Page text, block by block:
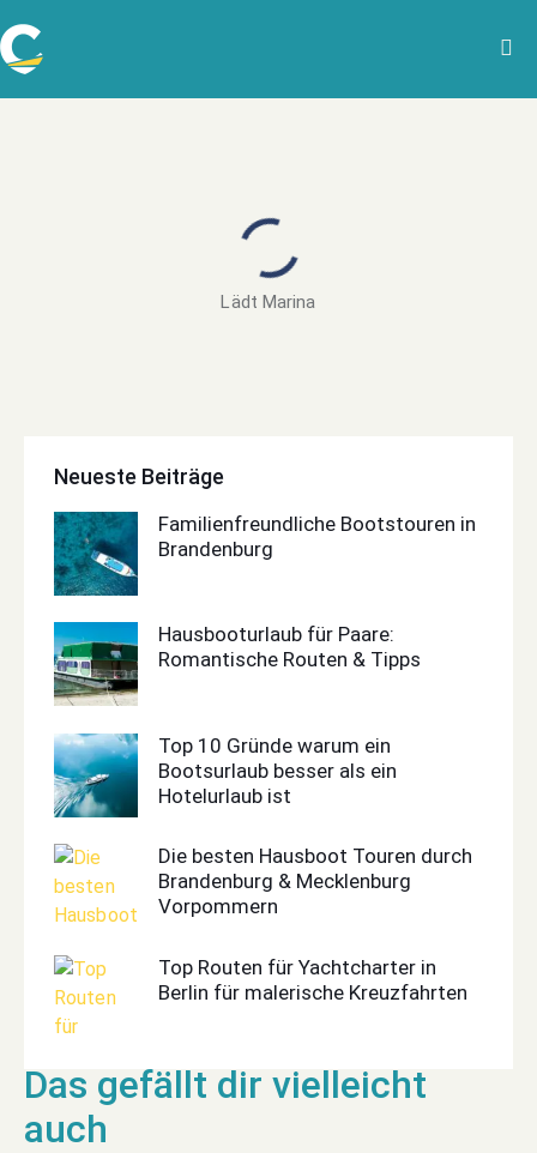
Lädt Marina
Neueste Beiträge
Familienfreundliche Bootstouren in
Brandenburg
Hausbooturlaub für Paare:
Romantische Routen & Tipps
Top 10 Gründe warum ein
Bootsurlaub besser als ein
Hotelurlaub ist
Die besten Hausboot Touren durch
Brandenburg & Mecklenburg
Vorpommern
Top Routen für Yachtcharter in
Berlin für malerische Kreuzfahrten